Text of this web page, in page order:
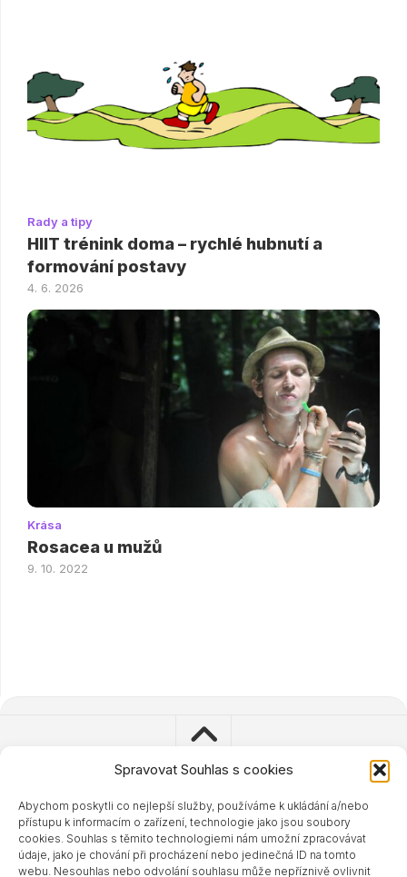
Spravovat Souhlas s cookies
Abychom poskytli co nejlepší služby, používáme k ukládání a/nebo
přístupu k informacím o zařízení, technologie jako jsou soubory
cookies. Souhlas s těmito technologiemi nám umožní zpracovávat
údaje, jako je chování při procházení nebo jedinečná ID na tomto
webu. Nesouhlas nebo odvolání souhlasu může nepříznivě ovlivnit
Rady a tipy
HIIT trénink doma – rychlé hubnutí a
formování postavy
4. 6. 2026
Krása
Rosacea u mužů
9. 10. 2022
© 2023 - 2024 Zdravisimo.cz
Powered byWordPress. Theme by Alx.